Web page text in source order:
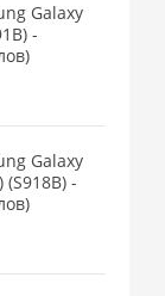
Galaxy
-
Galaxy
(S918B) -